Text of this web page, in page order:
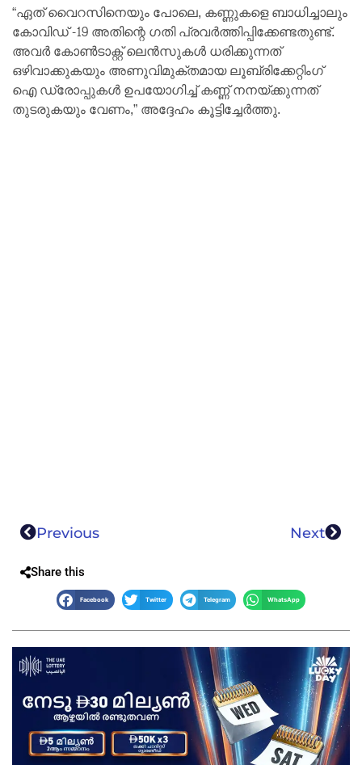
“ഏത് വൈറസിനെയും പോലെ, കണ്ണുകളെ ബാധിച്ചാലും
കോവിഡ് -19 അതിന്റെ ഗതി പ്രവർത്തിപ്പിക്കേണ്ടതുണ്ട്.
അവർ കോൺടാക്റ്റ് ലെൻസുകൾ ധരിക്കുന്നത്
ഒഴിവാക്കുകയും അണുവിമുക്തമായ ലൂബ്രിക്കേറ്റിംഗ്
ഐ ഡ്രോപ്പുകൾ ഉപയോഗിച്ച് കണ്ണ് നനയ്ക്കുന്നത്
തുടരുകയും വേണം,” അദ്ദേഹം കൂട്ടിച്ചേർത്തു.
Previous Next
Share this
Facebook Twitter Telegram WhatsApp